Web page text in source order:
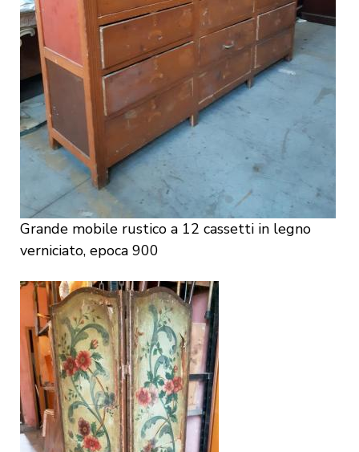
Grande mobile rustico a 12 cassetti in legno
verniciato, epoca 900